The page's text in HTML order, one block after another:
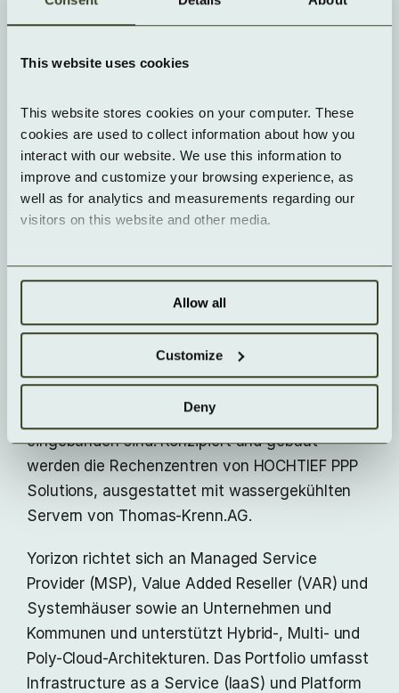
This website uses cookies
This website stores cookies on your computer. These
cookies are used to collect information about how you
interact with our website. We use this information to
improve and customize your browsing experience, as
well as for analytics and measurements regarding our
visitors on this website and other media.
Allow all
Customize
Deny
Rechenzentren in Deutschland und Europa
voran. Dabei schafft Yorizon mit Open-Source-
Technologien die Voraussetzungen für Digitale
Lösungen für anspruchsvolle Enterprise-IT-
Umgebungen mit höchsten
Sicherheitsstandards zu realisieren.
Mit Hauptsitzen in Berlin und Wien agiert
Yorizon als Joint-Venture-Start-up von
ganzheitlich nachhaltige YEXIO Edge-Cloud-
Rechenzentren, die in lokale regenerative
Energieversorgungs- und Fernwärmesysteme
eingebunden sind. Konzipiert und gebaut
werden die Rechenzentren von HOCHTIEF PPP
Solutions, ausgestattet mit wassergekühlten
Servern von Thomas-Krenn.AG.
Yorizon richtet sich an Managed Service
Provider (MSP), Value Added Reseller (VAR) und
Systemhäuser sowie an Unternehmen und
Kommunen und unterstützt Hybrid-, Multi- und
Poly-Cloud-Architekturen. Das Portfolio umfasst
Infrastructure as a Service (IaaS) und Platform